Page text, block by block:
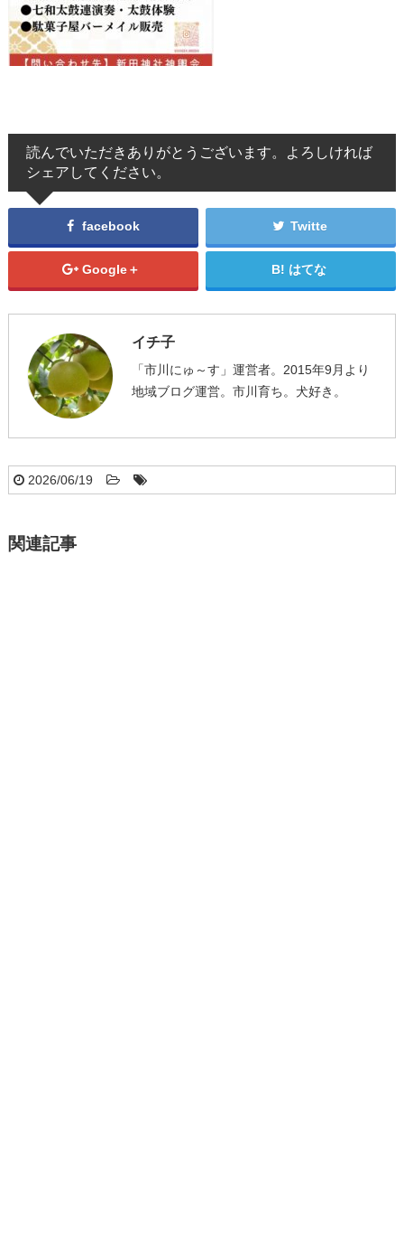
読んでいただきありがとうございます。よろしければ
シェアしてください。
facebook Twitte
Google＋ はてな
イチ子
「市川にゅ～す」運営者。2015年9月より
地域ブログ運営。市川育ち。犬好き。
2026/06/19
関連記事